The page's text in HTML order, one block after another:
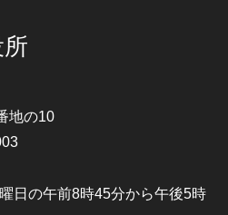
地の10
日の午前8時45分から午後5時